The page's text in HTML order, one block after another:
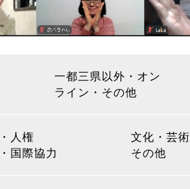
一都三県以外・オン
ライン・その他
人権 文化・芸術
国際協力
その他